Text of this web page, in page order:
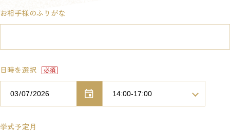
お相手様のふりがな
日時を選択
挙式予定月